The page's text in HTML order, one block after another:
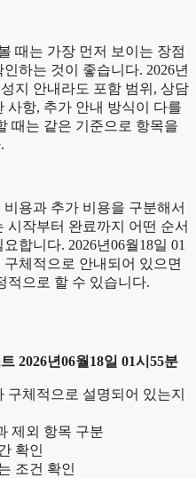
때는 가장 먼저 보이는 장점
하는 것이 좋습니다. 2026년
지 안내라도 포함 범위, 상담
사항, 추가 안내 방식이 다를
때는 같은 기준으로 항목을
용과 추가 비용을 구분해서
시작부터 완료까지 어떤 순서
합니다. 2026년06월18일 01
체적으로 안내되어 있으면
적으로 할 수 있습니다.
2026년06월18일 01시55분
체적으로 설명되어 있는지
제외 항목 구분
확인
조건 확인